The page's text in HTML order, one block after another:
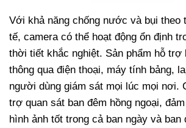
Với khả năng chống nước và bụi theo
tế, camera có thể hoạt động ổn định
thời tiết khắc nghiệt. Sản phẩm hỗ
thông qua điện thoại, máy tính bảng,
người dùng giám sát mọi lúc mọi nơi.
trợ quan sát ban đêm hồng ngoại,
hình ảnh tốt trong cả ban ngày và ban